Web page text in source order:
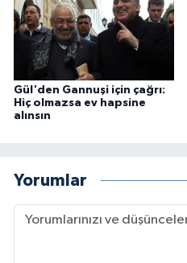
Gül'den Gannuşi için çağrı:
Hiç olmazsa ev hapsine
alınsın
Yorumlar